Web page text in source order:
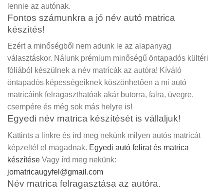
lennie az autónak.
Fontos számunkra a jó név autó matrica
készítés!
Ezért a minőségből nem adunk le az alapanyag
választáskor. Nálunk prémium minőségű öntapadós kültéri
fóliából készülnek a név matricák az autóra! Kíváló
öntapadós képességeiknek köszönhetően a mi autó
matricáink felragaszthatóak akár butorra, falra, üvegre,
csempére és még sok más helyre is!
Egyedi név matrica készítését is vállaljuk!
Kattints a linkre és írd meg nekünk milyen autós matricát
képzeltél el magadnak. Egyedi autó felirat és matrica
készítése Vagy írd meg nekünk:
jomatricaugyfel@gmail.com
Név matrica felragasztása az autóra.